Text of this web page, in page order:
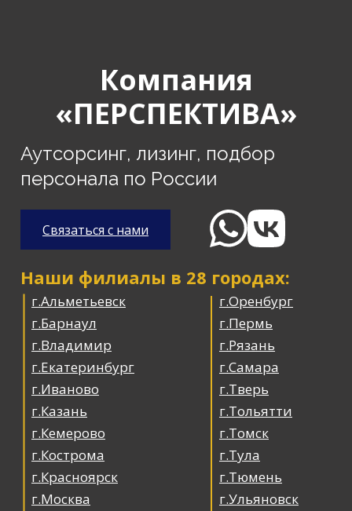
Связаться с нами
г.Оренбург
г.Пермь
г.Рязань
г.Самара
г.Тверь
г.Тольятти
г.Томск
г.Тула
г.Тюмень
г.Ульяновск
г.Альметьевск
г.Барнаул
г.Владимир
г.Екатеринбург
г.Иваново
г.Казань
г.Кемерово
г.Кострома
г.Красноярск
г.Москва
Наши филиалы в 28 городах:
Аутсорсинг, лизинг, подбор
персонала по России
Компания
«ПЕРСПЕКТИВА»